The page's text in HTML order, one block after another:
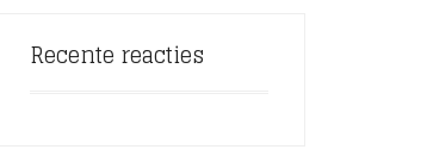
Recente reacties